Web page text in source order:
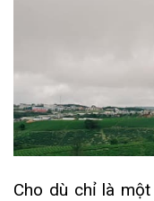
Cho dù chỉ là